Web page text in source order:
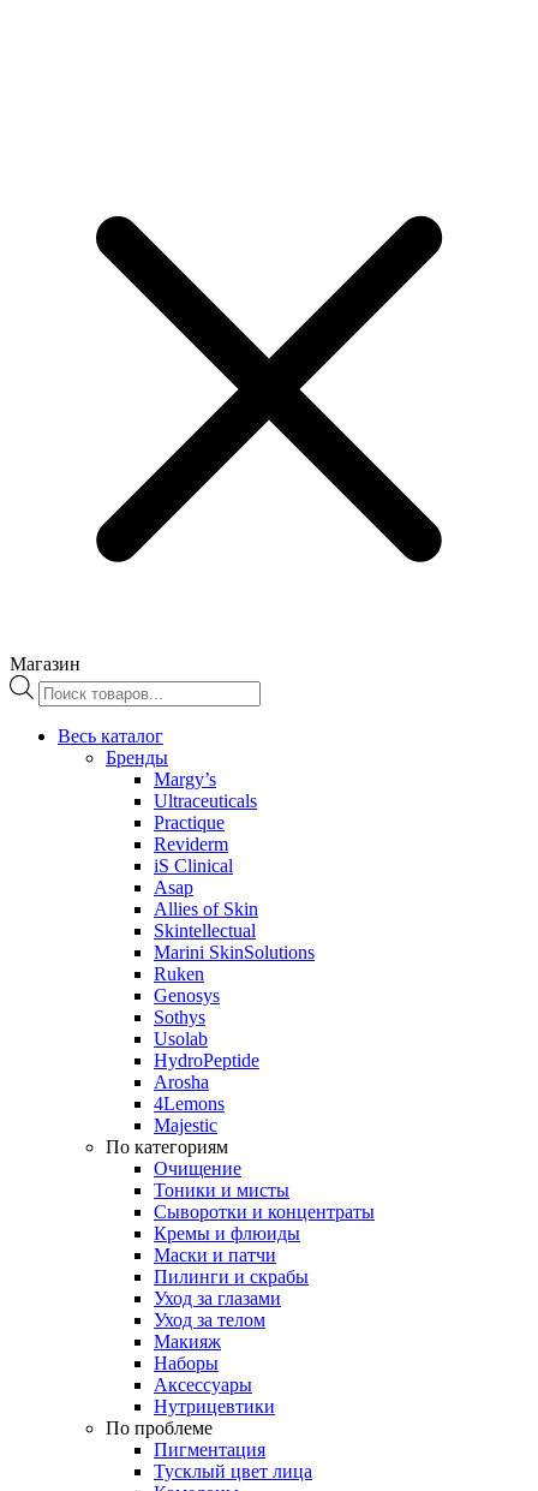
Магазин
Поиск
товаров
Весь каталог
Бренды
Margy’s
Ultraceuticals
Practique
Reviderm
iS Clinical
Asap
Allies of Skin
Skintellectual
Marini SkinSolutions
Ruken
Genosys
Sothys
Usolab
HydroPeptide
Arosha
4Lemons
Majestic
По категориям
Очищение
Тоники и мисты
Сыворотки и концентраты
Кремы и флюиды
Маски и патчи
Пилинги и скрабы
Уход за глазами
Уход за телом
Макияж
Наборы
Аксессуары
Нутрицевтики
По проблеме
Пигментация
Тусклый цвет лица